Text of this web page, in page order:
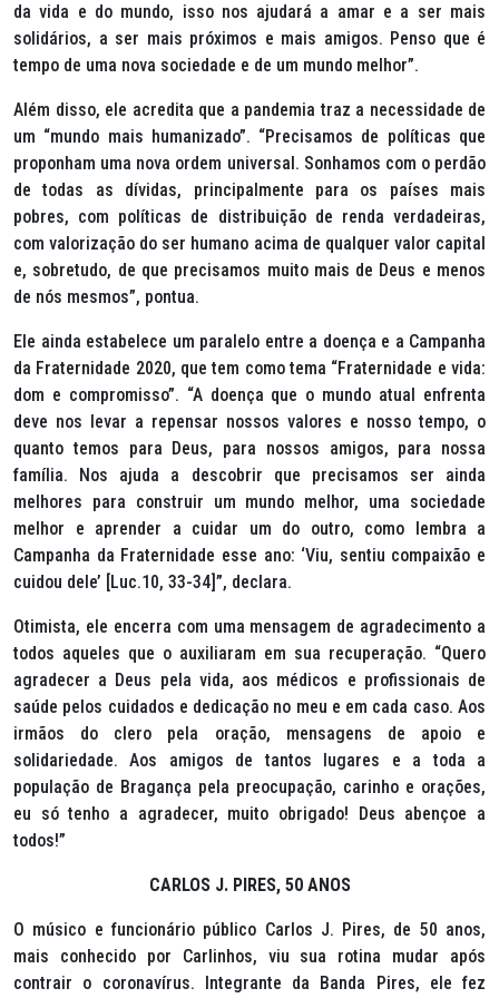
da vida e do mundo, isso nos ajudará a amar e a ser mais
solidários, a ser mais próximos e mais amigos. Penso que é
tempo de uma nova sociedade e de um mundo melhor”.
Além disso, ele acredita que a pandemia traz a necessidade de
um “mundo mais humanizado”. “Precisamos de políticas que
proponham uma nova ordem universal. Sonhamos com o perdão
de todas as dívidas, principalmente para os países mais
pobres, com políticas de distribuição de renda verdadeiras,
com valorização do ser humano acima de qualquer valor capital
e, sobretudo, de que precisamos muito mais de Deus e menos
de nós mesmos”, pontua.
Ele ainda estabelece um paralelo entre a doença e a Campanha
da Fraternidade 2020, que tem como tema “Fraternidade e vida:
dom e compromisso”. “A doença que o mundo atual enfrenta
deve nos levar a repensar nossos valores e nosso tempo, o
quanto temos para Deus, para nossos amigos, para nossa
família. Nos ajuda a descobrir que precisamos ser ainda
melhores para construir um mundo melhor, uma sociedade
melhor e aprender a cuidar um do outro, como lembra a
Campanha da Fraternidade esse ano: ‘Viu, sentiu compaixão e
cuidou dele’ [Luc.10, 33-34]”, declara.
Otimista, ele encerra com uma mensagem de agradecimento a
todos aqueles que o auxiliaram em sua recuperação. “Quero
agradecer a Deus pela vida, aos médicos e profissionais de
saúde pelos cuidados e dedicação no meu e em cada caso. Aos
irmãos do clero pela oração, mensagens de apoio e
solidariedade. Aos amigos de tantos lugares e a toda a
população de Bragança pela preocupação, carinho e orações,
eu só tenho a agradecer, muito obrigado! Deus abençoe a
todos!”
CARLOS J. PIRES, 50 ANOS
O músico e funcionário público Carlos J. Pires, de 50 anos,
mais conhecido por Carlinhos, viu sua rotina mudar após
contrair o coronavírus. Integrante da Banda Pires, ele fez